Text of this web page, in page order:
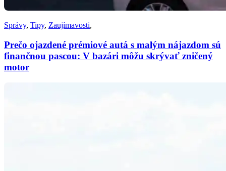
Správy, Tipy, Zaujímavosti,
Prečo ojazdené prémiové autá s malým nájazdom sú
finančnou pascou: V bazári môžu skrývať zničený
motor